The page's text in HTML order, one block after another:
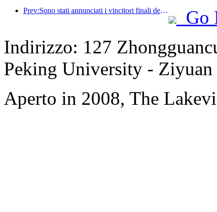
Prev:Sono stati annunciati i vincitori finali dei sei premi principali, a cui hanno partecipato oltre cento hotel e aziende che hanno ricevuto riconoscimenti annuali!
Go
Indirizzo: 127
Peking University -
Aperto in 2008, The